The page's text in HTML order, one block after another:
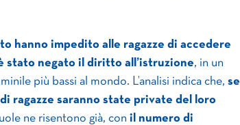
hanno impedito alle ragazze di accedere
stato negato il diritto all’istruzione, in un
più bassi al mondo. L’analisi indica che, se
ragazze saranno state private del loro
ne risentono già, con il numero di